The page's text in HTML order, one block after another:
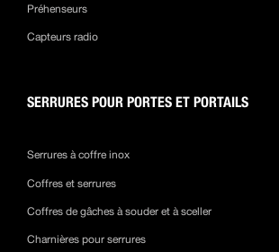
Préhenseurs
Capteurs radio
SERRURES POUR PORTES ET PORTAILS
Serrures à coffre inox
Coffres et serrures
Coffres de gâches à souder et à sceller
Charnières pour serrures